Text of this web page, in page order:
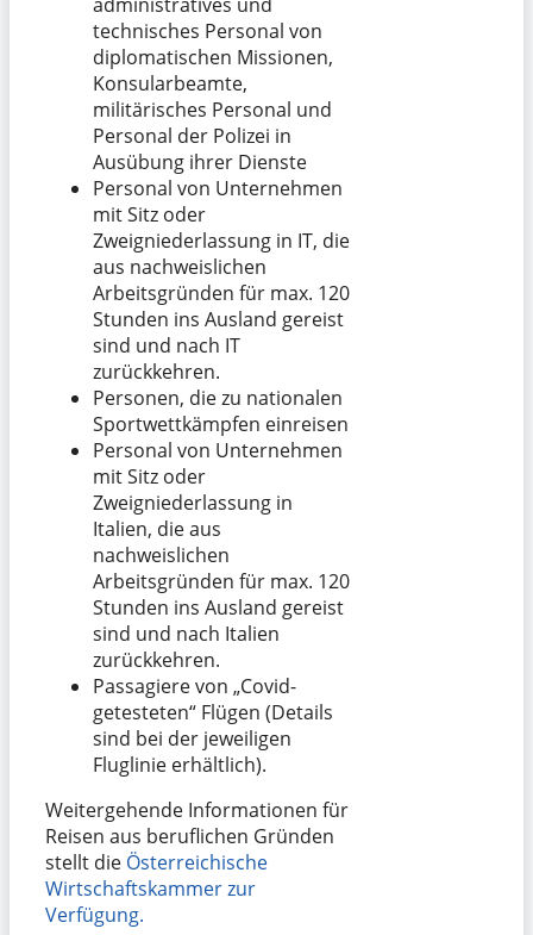
technisches Personal von
diplomatischen Missionen,
Konsularbeamte,
militärisches Personal und
Personal der Polizei in
Ausübung ihrer Dienste
Personal von Unternehmen
mit Sitz oder
Zweigniederlassung in IT, die
aus nachweislichen
Arbeitsgründen für max. 120
Stunden ins Ausland gereist
sind und nach IT
zurückkehren.
Personen, die zu nationalen
Sportwettkämpfen einreisen
Personal von Unternehmen
mit Sitz oder
Zweigniederlassung in
Italien, die aus
nachweislichen
Arbeitsgründen für max. 120
Stunden ins Ausland gereist
sind und nach Italien
zurückkehren.
Passagiere von „Covid-
getesteten“ Flügen (Details
sind bei der jeweiligen
Fluglinie erhältlich).
Weitergehende Informationen für
Reisen aus beruflichen Gründen
stellt die Österreichische
Wirtschaftskammer zur
Verfügung.